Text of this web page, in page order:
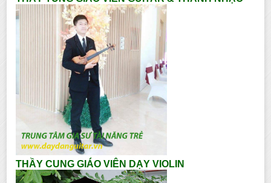
THẦY CUNG GIÁO VIÊN DẠY VIOLIN